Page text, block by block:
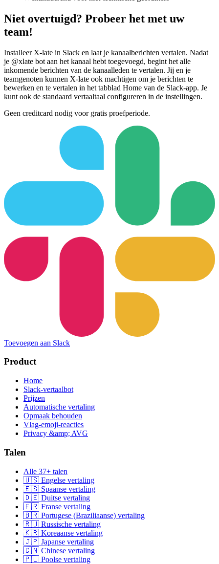
Niet overtuigd? Probeer het met uw
team!
Installeer X-late in Slack en laat je kanaalberichten vertalen. Nadat
je @xlate bot aan het kanaal hebt toegevoegd, begint het alle
inkomende berichten van de kanaalleden te vertalen. Jij en je
teamgenoten kunnen X-late ook machtigen om je berichten te
bewerken en te vertalen in het tabblad Home van de Slack-app. Je
kunt ook de standaard vertaaltaal configureren in de instellingen.
Geen creditcard nodig voor gratis proefperiode.
Toevoegen aan Slack
Product
Home
Slack-vertaalbot
Prijzen
Automatische vertaling
Opmaak behouden
Vlag-emoji-reacties
Privacy &amp; AVG
Talen
Alle 37+ talen
🇺🇸 Engelse vertaling
🇪🇸 Spaanse vertaling
🇩🇪 Duitse vertaling
🇫🇷 Franse vertaling
🇧🇷 Portugese (Braziliaanse) vertaling
🇷🇺 Russische vertaling
🇰🇷 Koreaanse vertaling
🇯🇵 Japanse vertaling
🇨🇳 Chinese vertaling
🇵🇱 Poolse vertaling